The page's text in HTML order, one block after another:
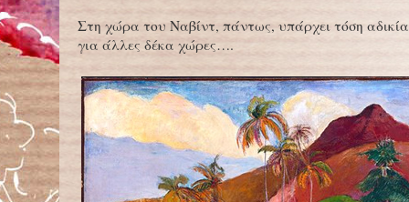
Στη χώρα του Ναβίντ, πάντως, υπάρχει τόση
για άλλες δέκα χώρες….